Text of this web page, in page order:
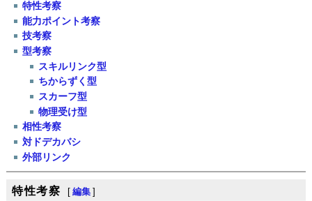
特性考察
能力ポイント考察
技考察
型考察
スキルリンク型
ちからずく型
スカーフ型
物理受け型
相性考察
対ドデカバシ
外部リンク
特性考察 [ 編集 ]